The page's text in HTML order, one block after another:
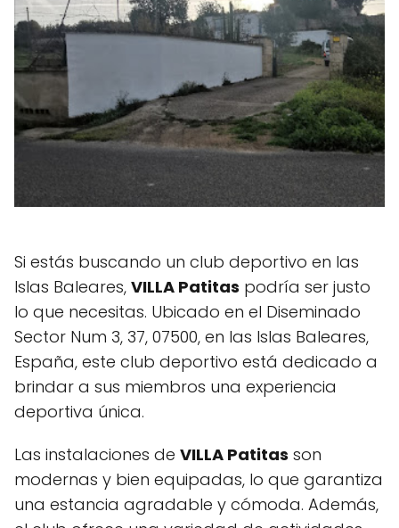
Si estás buscando un club deportivo en las
Islas Baleares, VILLA Patitas podría ser justo
lo que necesitas. Ubicado en el Diseminado
Sector Num 3, 37, 07500, en las Islas Baleares,
España, este club deportivo está dedicado a
brindar a sus miembros una experiencia
deportiva única.
Las instalaciones de VILLA Patitas son
modernas y bien equipadas, lo que garantiza
una estancia agradable y cómoda. Además,